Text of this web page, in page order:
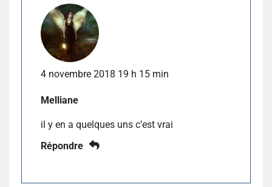
4 novembre 2018 19 h 15 min
Melliane
il y en a quelques uns c’est vrai
Répondre